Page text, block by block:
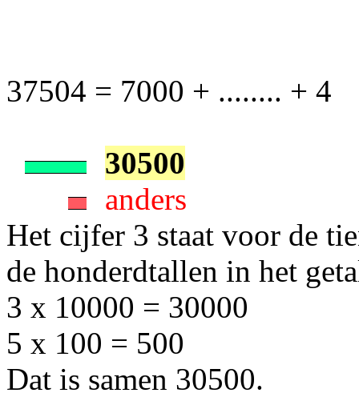
37504 = 7000 + ........ + 4
30500
anders
Het cijfer 3 staat voor de
de honderdtallen in het
3 x 10000 = 30000
5 x 100 = 500
Dat is samen 30500.